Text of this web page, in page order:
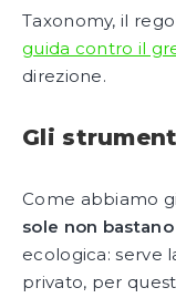
Taxonomy, il
guida contro il
direzione.
Gli
Come abbiamo
sole non bastano
ecologica: serve
privato, per